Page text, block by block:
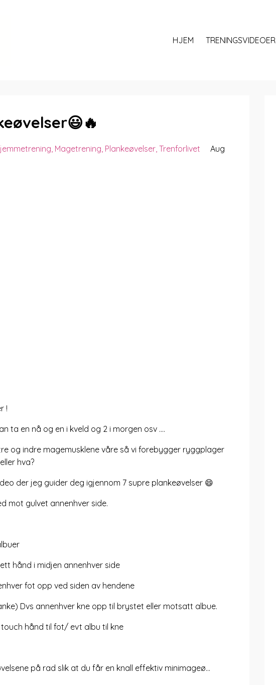
HJEM TRENINGSVIDEOER
Magetrening Plankeøvelser Trenforlivet
Aug
!
ta en nå og en i kveld og 2 i morgen osv ....
og indre magemusklene våre så vi forebygger ryggplager
hva?
der jeg guider deg igjennom 7 supre plankeøvelser 😄
mot gulvet annenhver side.
hånd i midjen annenhver side
fot opp ved siden av hendene
Dvs annenhver kne opp til brystet eller motsatt albue.
hånd til fot/ evt albu til kne
på rad slik at du får en knall effektiv minimageø...